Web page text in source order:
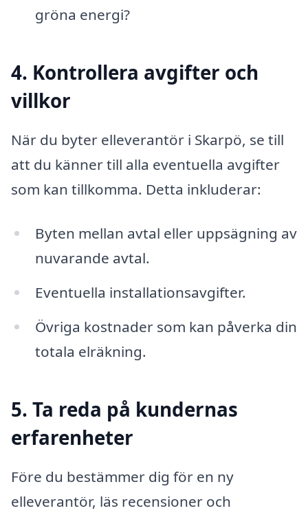
gröna energi?
4. Kontrollera avgifter och
villkor
När du byter elleverantör i Skarpö, se till
att du känner till alla eventuella avgifter
som kan tillkomma. Detta inkluderar:
Byten mellan avtal eller uppsägning av
nuvarande avtal.
Eventuella installationsavgifter.
Övriga kostnader som kan påverka din
totala elräkning.
5. Ta reda på kundernas
erfarenheter
Före du bestämmer dig för en ny
elleverantör, läs recensioner och